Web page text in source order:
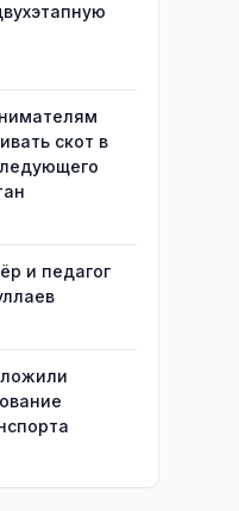
скот в
и педагог